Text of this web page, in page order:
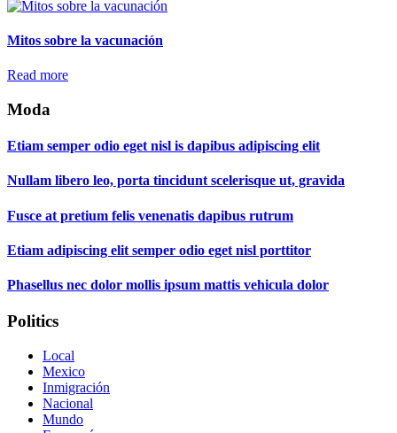
Mitos sobre la vacunación
Read more
Moda
Etiam semper odio eget nisl is dapibus adipiscing elit
Nullam libero leo, porta tincidunt scelerisque ut, gravida
Fusce at pretium felis venenatis dapibus rutrum
Etiam adipiscing elit semper odio eget nisl porttitor
Phasellus nec dolor mollis ipsum mattis vehicula dolor
Politics
Local
Mexico
Inmigración
Nacional
Mundo